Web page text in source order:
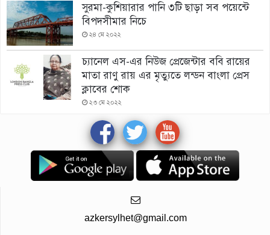
সুরমা-কুশিয়ারার পানি ৩টি ছাড়া সব পয়েন্টে
বিপদসীমার নিচে
২৪ মে ২০২২
চ্যানেল এস-এর নিউজ প্রেজেন্টার ববি রায়ের
মাতা রাণু রায় এর মৃত্যুতে লন্ডন বাংলা প্রেস
ক্লাবের শোক
২৩ মে ২০২২
azkersylhet@gmail.com